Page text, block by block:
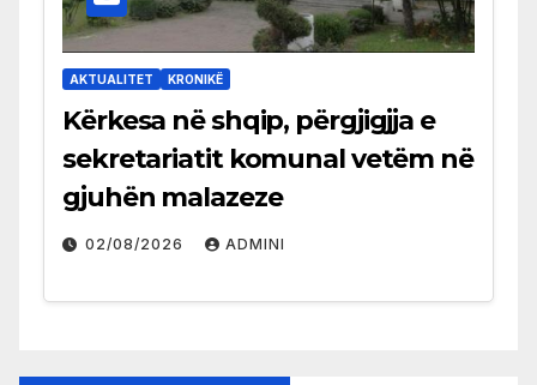
AKTUALITET KRONIKË
Kërkesa në shqip, përgjigjja e
sekretariatit komunal vetëm në
gjuhën malazeze
02/08/2026 ADMINI